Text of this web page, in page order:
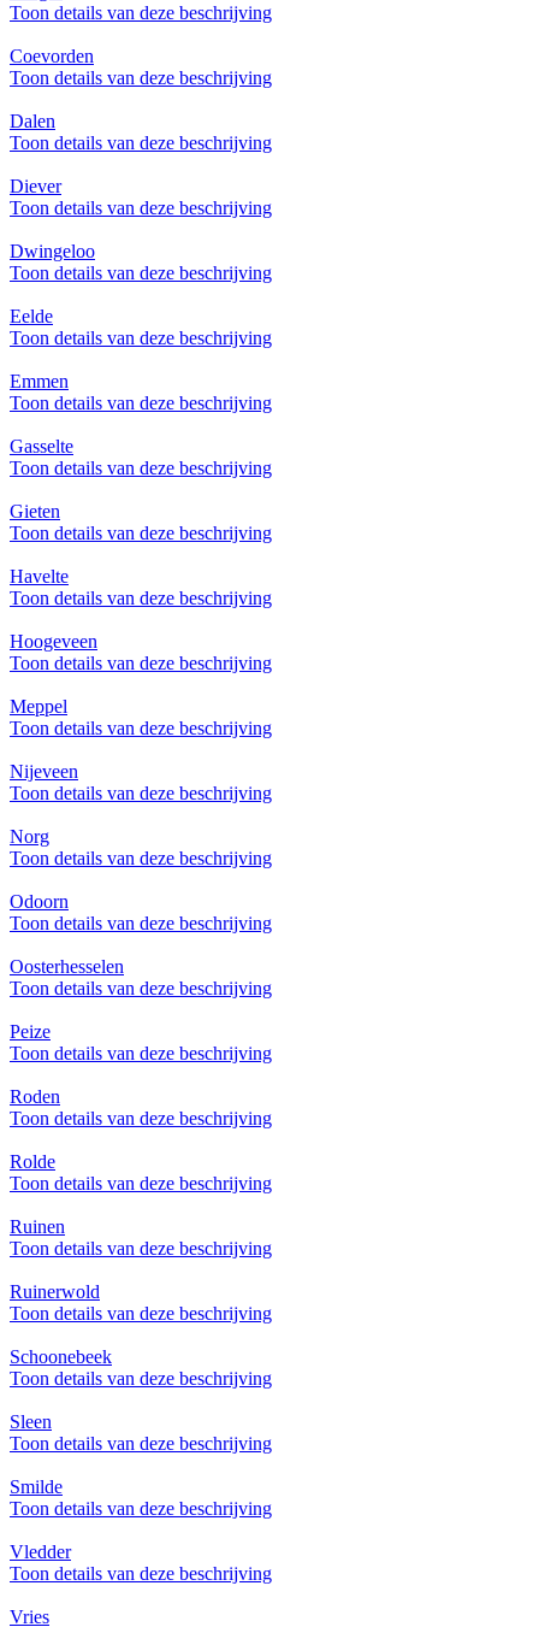
Toon details van deze beschrijving
Coevorden
Toon details van deze beschrijving
Dalen
Toon details van deze beschrijving
Diever
Toon details van deze beschrijving
Dwingeloo
Toon details van deze beschrijving
Eelde
Toon details van deze beschrijving
Emmen
Toon details van deze beschrijving
Gasselte
Toon details van deze beschrijving
Gieten
Toon details van deze beschrijving
Havelte
Toon details van deze beschrijving
Hoogeveen
Toon details van deze beschrijving
Meppel
Toon details van deze beschrijving
Nijeveen
Toon details van deze beschrijving
Norg
Toon details van deze beschrijving
Odoorn
Toon details van deze beschrijving
Oosterhesselen
Toon details van deze beschrijving
Peize
Toon details van deze beschrijving
Roden
Toon details van deze beschrijving
Rolde
Toon details van deze beschrijving
Ruinen
Toon details van deze beschrijving
Ruinerwold
Toon details van deze beschrijving
Schoonebeek
Toon details van deze beschrijving
Sleen
Toon details van deze beschrijving
Smilde
Toon details van deze beschrijving
Vledder
Toon details van deze beschrijving
Vries